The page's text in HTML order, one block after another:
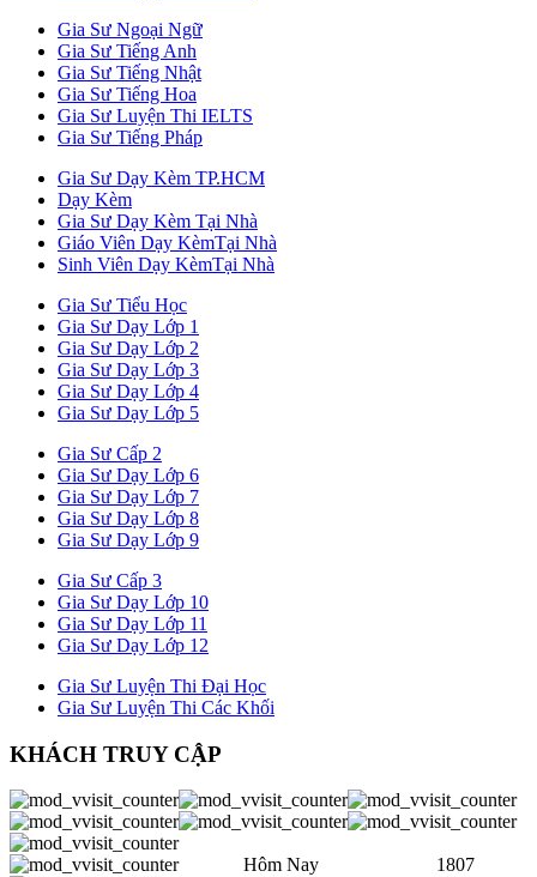
Gia Sư Ngoại Ngữ
Gia Sư Tiếng Anh
Gia Sư Tiếng Nhật
Gia Sư Tiếng Hoa
Gia Sư Luyện Thi IELTS
Gia Sư Tiếng Pháp
Gia Sư Dạy Kèm TP.HCM
Dạy Kèm
Gia Sư Dạy Kèm Tại Nhà
Giáo Viên Dạy KèmTại Nhà
Sinh Viên Dạy KèmTại Nhà
Gia Sư Tiểu Học
Gia Sư Dạy Lớp 1
Gia Sư Dạy Lớp 2
Gia Sư Dạy Lớp 3
Gia Sư Dạy Lớp 4
Gia Sư Dạy Lớp 5
Gia Sư Cấp 2
Gia Sư Dạy Lớp 6
Gia Sư Dạy Lớp 7
Gia Sư Dạy Lớp 8
Gia Sư Dạy Lớp 9
Gia Sư Cấp 3
Gia Sư Dạy Lớp 10
Gia Sư Dạy Lớp 11
Gia Sư Dạy Lớp 12
Gia Sư Luyện Thi Đại Học
Gia Sư Luyện Thi Các Khối
KHÁCH TRUY CẬP
Hôm Nay
1807